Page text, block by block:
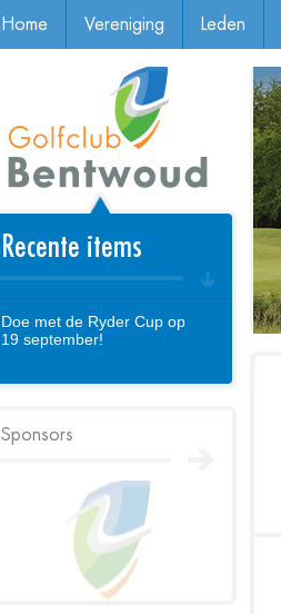
Home Vereniging Leden
Recente items
Doe met de Ryder Cup op
19 september!
Sponsors